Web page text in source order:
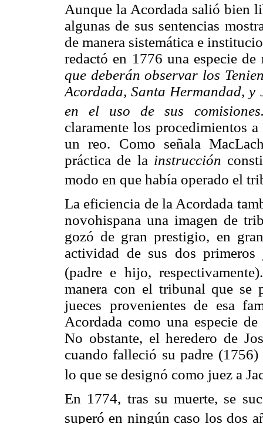
Aunque la Acordada salió bien
algunas de sus sentencias
de manera sistemática e
redactó en 1776 una especie
que deberán observar los
Acordada, Santa Hermandad,
en el uso de sus
claramente los procedimientos
un reo. Como señala
práctica de la instrucción
modo en que había operado el
La eficiencia de la Acordada
novohispana una imagen de
gozó de gran prestigio, en
actividad de sus dos
(padre e hijo, respectivamente).
manera con el tribunal que se
jueces provenientes de esa
Acordada como una especie
No obstante, el heredero de
cuando falleció su padre
lo que se designó como juez a
En 1774, tras su muerte, se
superó en ningún caso los dos